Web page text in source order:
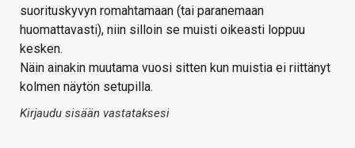
suorituskyvyn romahtamaan (tai paranemaan
huomattavasti), niin silloin se muisti oikeasti loppuu
kesken.
Näin ainakin muutama vuosi sitten kun muistia ei riittänyt
kolmen näytön setupilla.
Kirjaudu sisään vastataksesi